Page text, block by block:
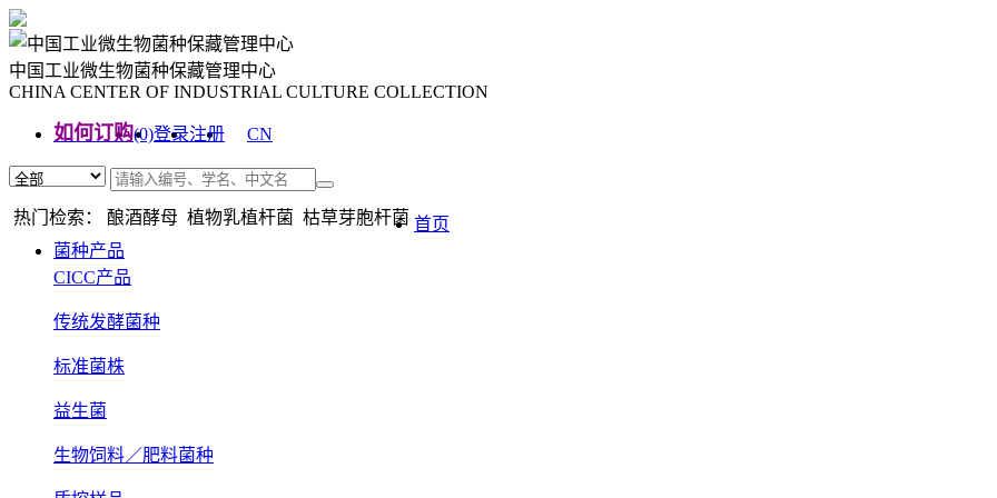
中国工业微生物菌种保藏管理中心
CHINA CENTER OF INDUSTRIAL CULTURE COLLECTION
如何订购(0)登录注册
CN
热门检索： 酿酒酵母 植物乳植杆菌 枯草芽胞杆菌 首页
菌种产品
CICC产品
传统发酵菌种
标准菌株
益生菌
生物饲料／肥料菌种